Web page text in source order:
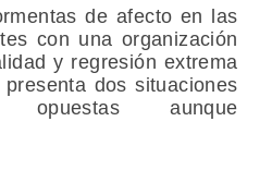
de afecto en las
con una organización
y regresión extrema
dos situaciones
aunque